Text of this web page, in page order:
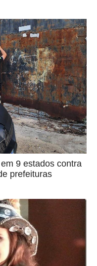
9 estados contra
prefeituras